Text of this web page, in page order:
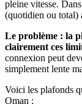
pleine vitesse.
(quotidien ou total)
Le problème : la
clairement ces
connexion peut
simplement lente
Voici les plafonds
Oman :